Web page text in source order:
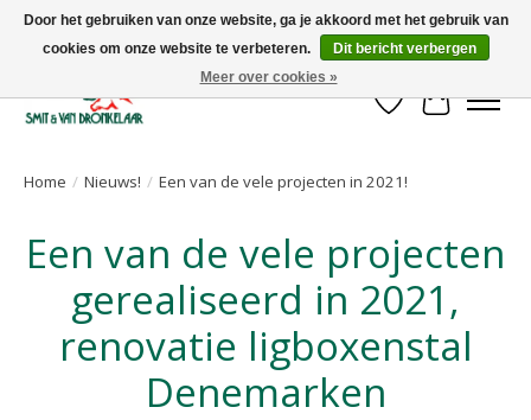
Uw leverancier voor stalinrichtingen en het opruwen van betonvloeren!
Verlanglijst
Home / Nieuws! / Een van de vele projecten in 2021!
Een van de vele projecten
gerealiseerd in 2021,
renovatie ligboxenstal
Denemarken
Door het gebruiken van onze website, ga je akkoord met het gebruik van
cookies om onze website te verbeteren.
Dit bericht verbergen
Meer over cookies »